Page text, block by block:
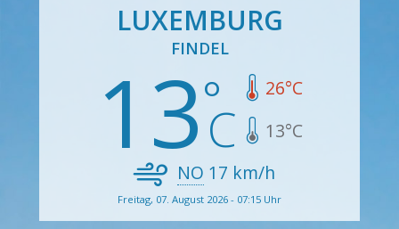
LUXEMBURG
FINDEL
13 26°C
13°C
NO 17 km/h
Freitag, 07. August 2026 - 07:15 Uhr